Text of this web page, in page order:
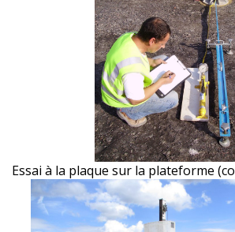
Essai à la plaque sur la plateforme